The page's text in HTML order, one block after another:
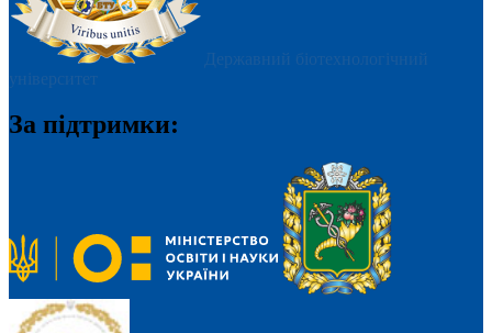
Державний біотехнологічний
університет
За підтримки: